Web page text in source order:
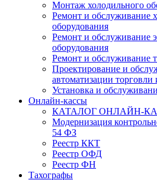
Монтаж холодильного
Ремонт и обслуживание
оборудования
Ремонт и обслуживание
оборудования
Ремонт и обслуживание
Проектирование и
автоматизации торговли
Установка и
Онлайн-кассы
КАТАЛОГ ОНЛАЙН-
Модернизация
54 ФЗ
Реестр ККТ
Реестр ОФД
Реестр ФН
Тахографы